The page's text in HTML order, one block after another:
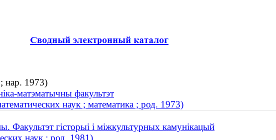
нар. 1973)
матэматычны факультэт
наук ; математика ; род. 1973)
Факультэт гісторыі і міжкультурных камунікацый